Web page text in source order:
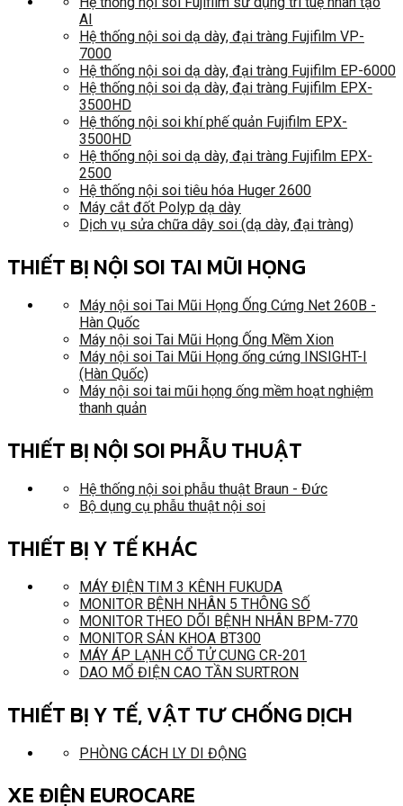
AI
Hệ thống nội soi dạ dày, đại tràng Fujifilm VP-
7000
Hệ thống nội soi dạ dày, đại tràng Fujifilm EP-6000
Hệ thống nội soi dạ dày, đại tràng Fujifilm EPX-
3500HD
Hệ thống nội soi khí phế quản Fujifilm EPX-
3500HD
Hệ thống nội soi dạ dày, đại tràng Fujifilm EPX-
2500
Hệ thống nội soi tiêu hóa Huger 2600
Máy cắt đốt Polyp dạ dày
Dịch vụ sửa chữa dây soi (dạ dày, đại tràng)
THIẾT BỊ NỘI SOI TAI MŨI HỌNG
Máy nội soi Tai Mũi Họng Ống Cứng Net 260B -
Hàn Quốc
Máy nội soi Tai Mũi Họng Ống Mềm Xion
Máy nội soi Tai Mũi Họng ống cứng INSIGHT-I
(Hàn Quốc)
Máy nội soi tai mũi họng ống mềm hoạt nghiệm
thanh quản
THIẾT BỊ NỘI SOI PHẪU THUẬT
Hệ thống nội soi phẫu thuật Braun - Đức
Bộ dụng cụ phẫu thuật nội soi
THIẾT BỊ Y TẾ KHÁC
MÁY ĐIỆN TIM 3 KÊNH FUKUDA
MONITOR BỆNH NHÂN 5 THÔNG SỐ
MONITOR THEO DÕI BỆNH NHÂN BPM-770
MONITOR SẢN KHOA BT300
MÁY ÁP LẠNH CỔ TỬ CUNG CR-201
DAO MỔ ĐIỆN CAO TẦN SURTRON
THIẾT BỊ Y TẾ, VẬT TƯ CHỐNG DỊCH
PHÒNG CÁCH LY DI ĐỘNG
XE ĐIỆN EUROCARE